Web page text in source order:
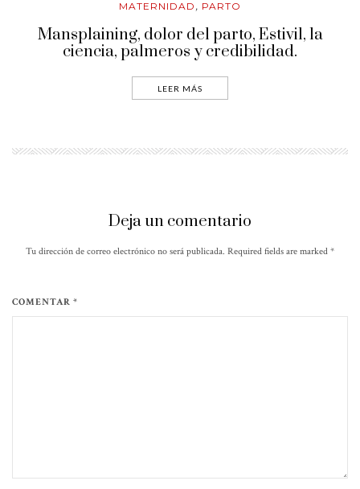
MATERNIDAD , PARTO
Mansplaining, dolor del parto, Estivil, la
ciencia, palmeros y credibilidad.
LEER MÁS
Deja un comentario
Tu dirección de correo electrónico no será publicada. Required fields are marked *
COMENTAR *